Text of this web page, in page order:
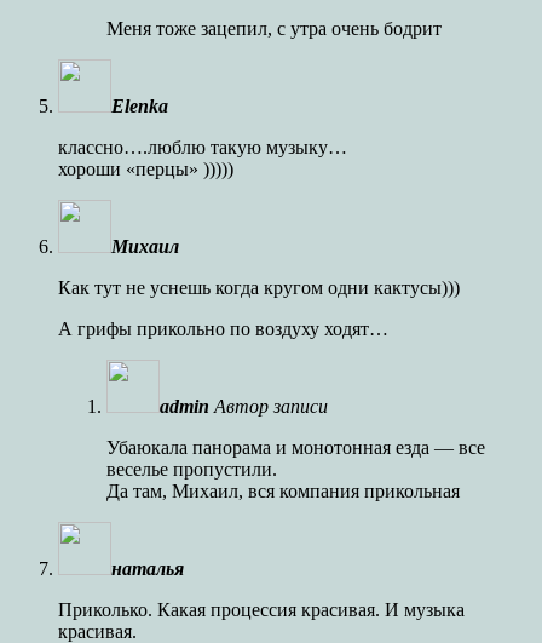
Меня тоже зацепил, с утра очень бодрит
Elenka
классно….люблю такую музыку…
хороши «перцы» )))))
Михаил
Как тут не уснешь когда кругом одни кактусы)))
А грифы прикольно по воздуху ходят…
admin Автор записи
Убаюкала панорама и монотонная езда — все
веселье пропустили.
Да там, Михаил, вся компания прикольная
наталья
Приколько. Какая процессия красивая. И музыка
красивая.